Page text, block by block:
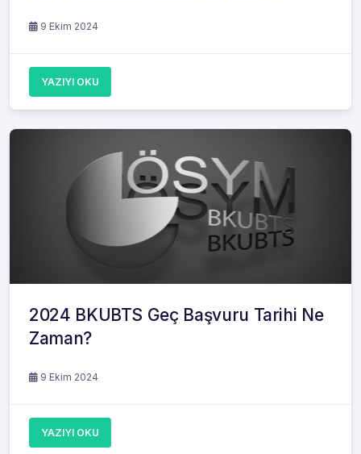
9 Ekim 2024
YAZIYI OKU
2024 BKUBTS Geç Başvuru Tarihi Ne
Zaman?
9 Ekim 2024
YAZIYI OKU